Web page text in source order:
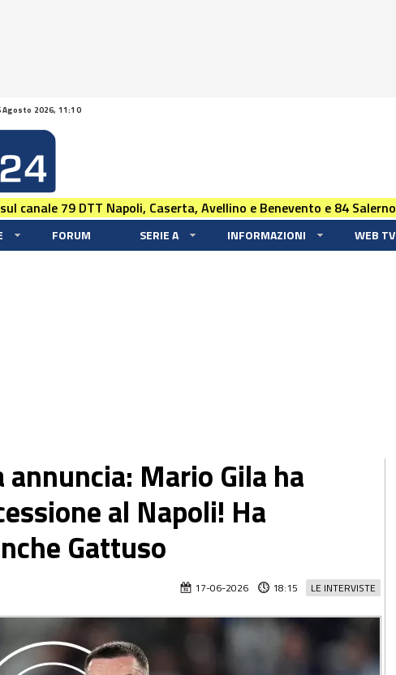
Agosto 2026, 11:10
canale 79 DTT Napoli, Caserta, Avellino e Benevento e 84 Salerno
FORUM SERIE A INFORMAZIONI WEB TV
annuncia: Mario Gila ha
al Napoli! Ha
Gattuso
LE INTERVISTE
17-06-2026 18:15